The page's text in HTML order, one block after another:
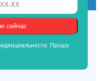
Прошу